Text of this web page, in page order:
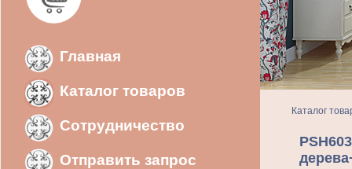
Главная
Каталог товаров
Сотрудничество
Отправить запрос
Каталог